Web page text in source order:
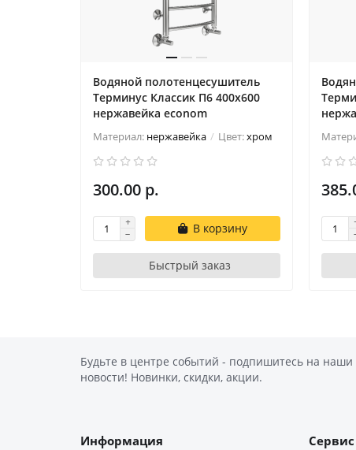
Водяной полотенцесушитель
Терминус Классик П6 400х600
нержавейка econom
Материал: нержавейка Цвет:хром
300.00 р.
В корзину
Быстрый заказ
Будьте в центре событий - подпишитесь на наши
новости! Новинки, скидки, акции.
Информация Сервис